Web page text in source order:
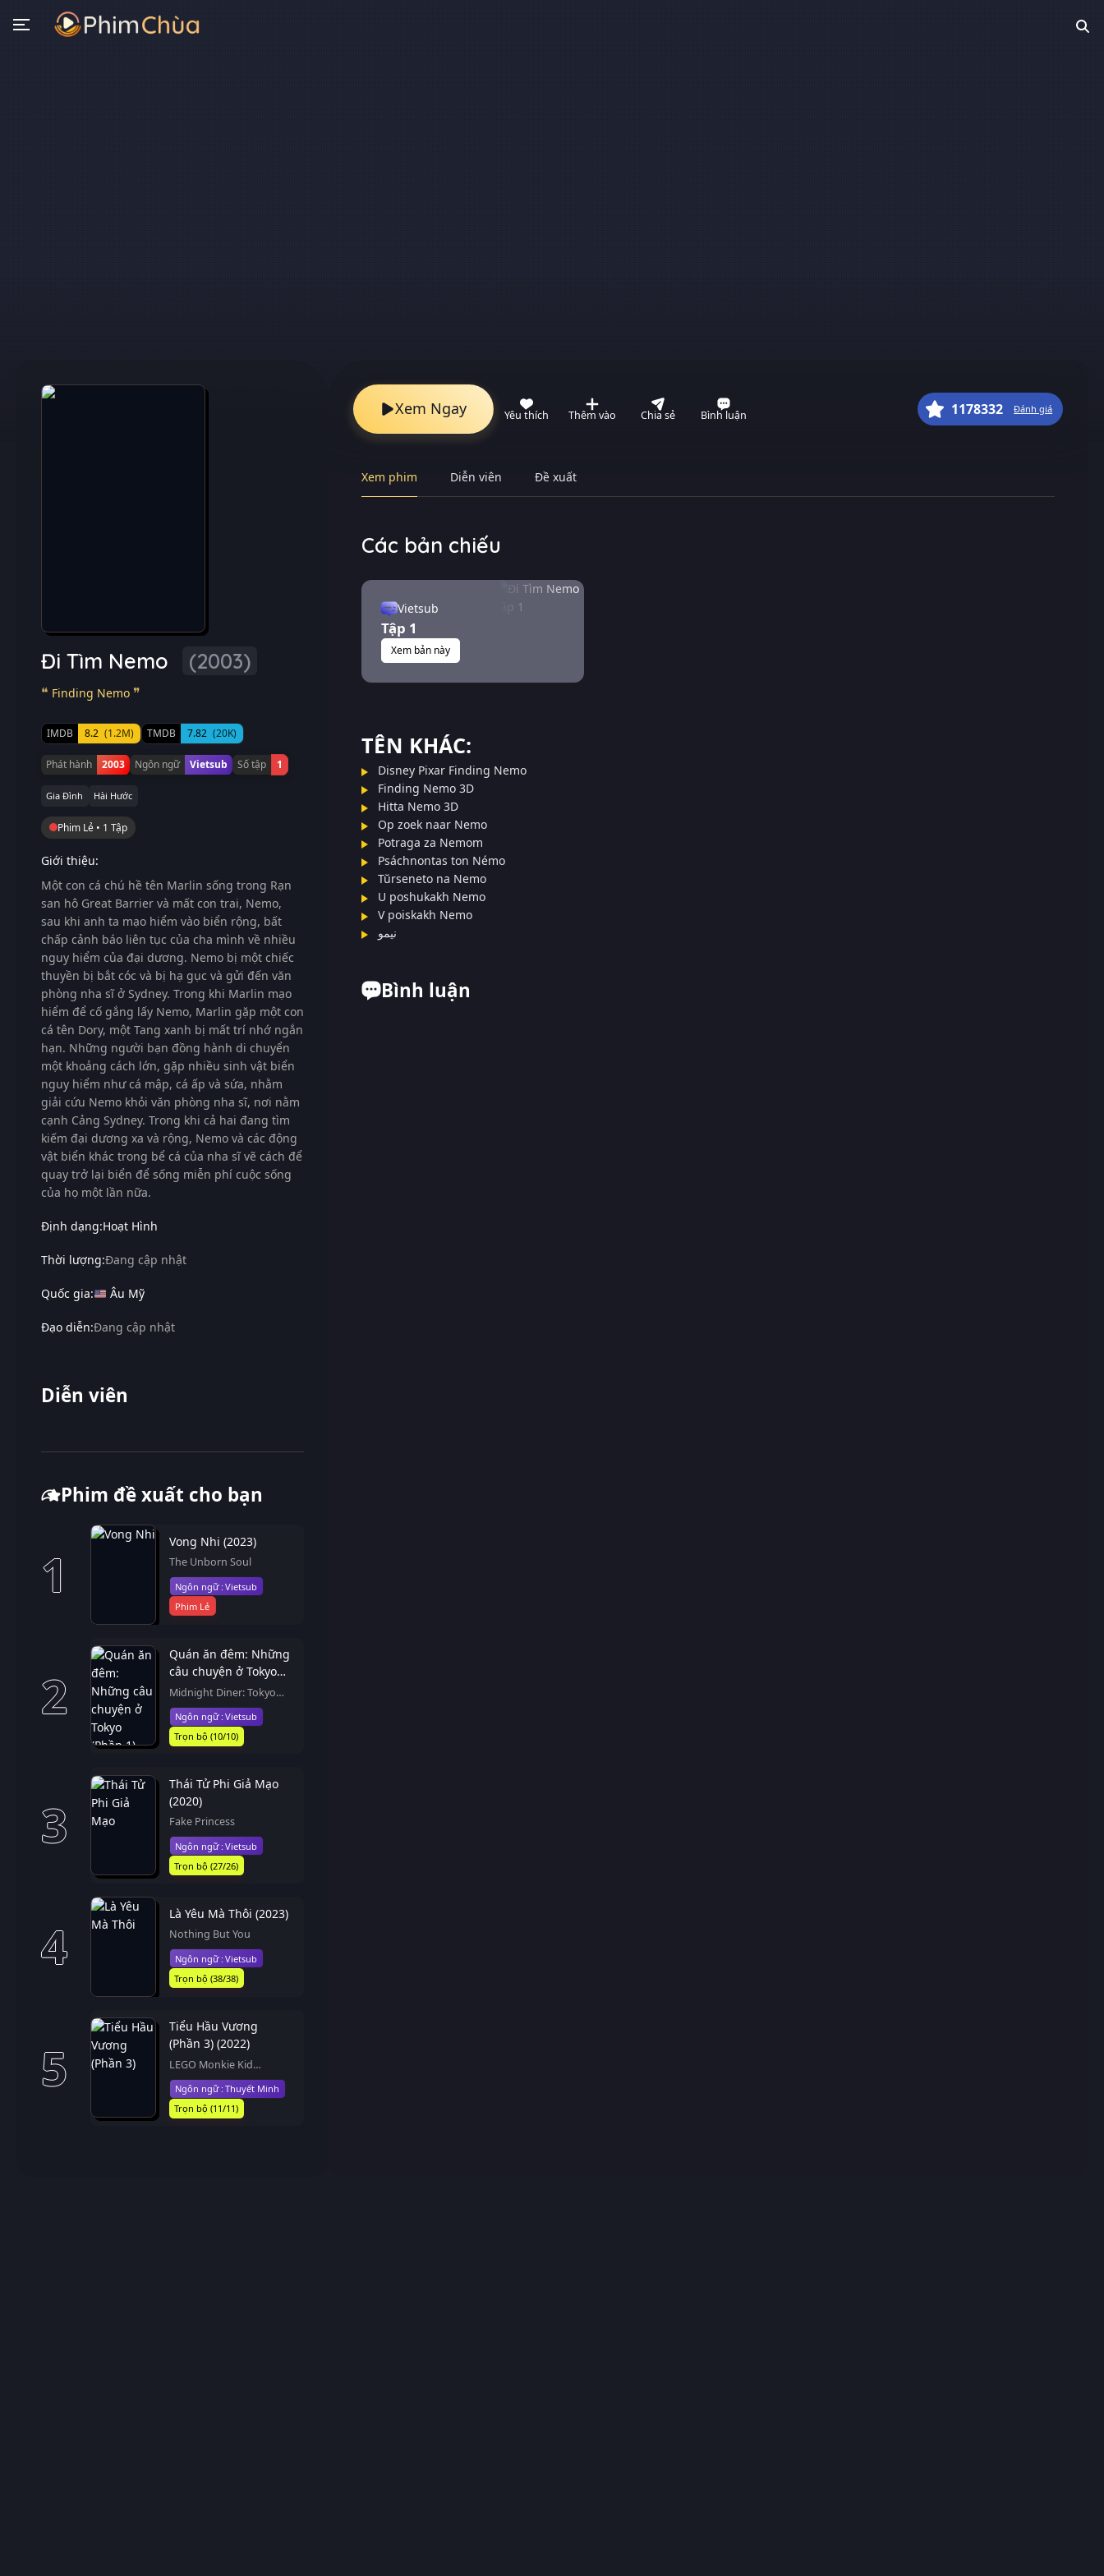
Đi Tìm Nemo (2003)
Finding Nemo
IMDB 8.2 (1.2M) TMDB 7.82 (20K)
Phát hành 2003 Ngôn ngữ Vietsub Số tập 1
Gia Đình Hài Hước
Phim Lẻ • 1 Tập
Giới thiệu:
Một con cá chú hề tên Marlin sống trong Rạn
san hô Great Barrier và mất con trai, Nemo,
sau khi anh ta mạo hiểm vào biển rộng, bất
chấp cảnh báo liên tục của cha mình về nhiều
nguy hiểm của đại dương. Nemo bị một chiếc
thuyền bị bắt cóc và bị hạ gục và gửi đến văn
phòng nha sĩ ở Sydney. Trong khi Marlin mạo
hiểm để cố gắng lấy Nemo, Marlin gặp một con
cá tên Dory, một Tang xanh bị mất trí nhớ ngắn
hạn. Những người bạn đồng hành di chuyển
một khoảng cách lớn, gặp nhiều sinh vật biển
nguy hiểm như cá mập, cá ấp và sứa, nhằm
giải cứu Nemo khỏi văn phòng nha sĩ, nơi nằm
cạnh Cảng Sydney. Trong khi cả hai đang tìm
kiếm đại dương xa và rộng, Nemo và các động
vật biển khác trong bể cá của nha sĩ vẽ cách để
quay trở lại biển để sống miễn phí cuộc sống
của họ một lần nữa.
Định dạng:Hoạt Hình
Thời lượng:Đang cập nhật
Quốc gia: Âu Mỹ
Đạo diễn:Đang cập nhật
Diễn viên
Phim đề xuất cho bạn
1
Vong Nhi (2023)
The Unborn Soul
Vietsub
Phim Lẻ
2
Quán ăn đêm: Những
câu chuyện ở Tokyo
(Phần 1) (2016)
Midnight Diner: Tokyo
Stories (Season 1)
Vietsub
Trọn bộ (10/10)
3
Thái Tử Phi Giả Mạo
(2020)
Fake Princess
Vietsub
Trọn bộ (27/26)
4
Là Yêu Mà Thôi (2023)
Nothing But You
Vietsub
Trọn bộ (38/38)
5
Tiểu Hầu Vương
(Phần 3) (2022)
LEGO Monkie Kid
(Season 3)
Thuyết Minh
Trọn bộ (11/11)
Xem Ngay Yêu thích Thêm vào Chia sẻ Bình luận 1178332 Đánh giá
Xem phim Diễn viên Đề xuất
Các bản chiếu
Vietsub
Tập 1
Xem bản này
TÊN KHÁC:
Disney Pixar Finding Nemo
Finding Nemo 3D
Hitta Nemo 3D
Op zoek naar Nemo
Potraga za Nemom
Psáchnontas ton Némo
Tŭrseneto na Nemo
U poshukakh Nemo
V poiskakh Nemo
نيمو
Bình luận